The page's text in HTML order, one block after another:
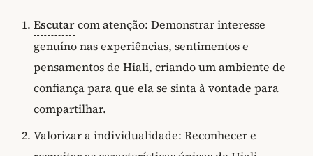
Escutarcom atenção: Demonstrar interesse
genuíno nas experiências, sentimentos e
pensamentos de Hiali, criando um ambiente de
confiança para que ela se sinta à vontade para
compartilhar.
Valorizar a individualidade: Reconhecer e